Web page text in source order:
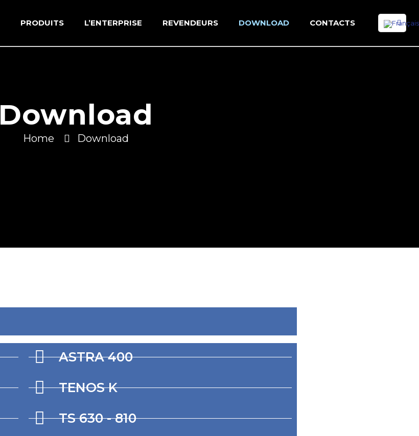
PRODUITS L’ENTERPRISE REVENDEURS DOWNLOAD CONTACTS
Download
Home Download
ASTRA 400
TENOS K
TS 630 - 810